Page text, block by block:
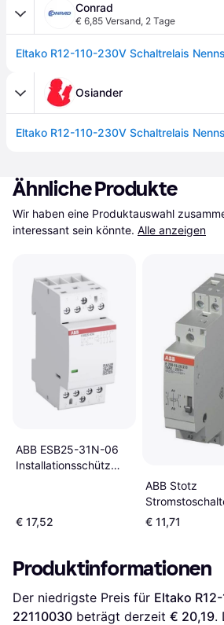
Conrad
€ 6,85 Versand, 2 Tage
Osiander
Ähnliche Produkte
Wir haben eine Produktauswahl
interessant sein könnte. Alle anzeigen
ABB ESB25-31N-06
Installationsschütz
€ 17,52
ABB Stotz
230VAC/
E290-16-10/230
€ 11,71
Produktinformationen
Der niedrigste Preis für Eltako
22110030 beträgt derzeit € 20,19.